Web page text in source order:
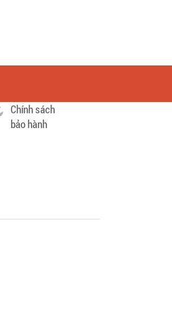
Chính sách
bảo hành